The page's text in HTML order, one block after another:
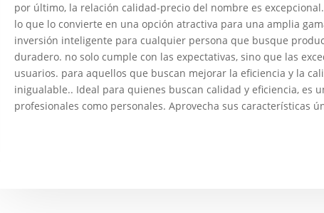
por último, la relación calidad-precio del nombre es
lo que lo convierte en una opción atractiva para una amplia
inversión inteligente para cualquier persona que busque
duradero. no solo cumple con las expectativas, sino que las
usuarios. para aquellos que buscan mejorar la eficiencia y la
inigualable.. Ideal para quienes buscan calidad y eficiencia, es
profesionales como personales. Aprovecha sus características